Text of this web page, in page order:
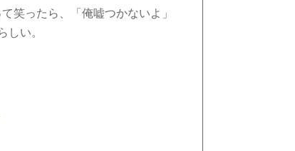
笑ったら、「俺嘘つかないよ」
しい。